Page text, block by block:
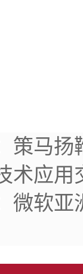
策马扬
术应用
微软亚